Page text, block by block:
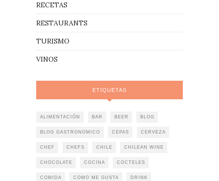
RECETAS
RESTAURANTS
TURISMO
VINOS
ETIQUETAS
ALIMENTACIÓN BAR BEER BLOG
BLOG GASTRONOMICO CEPAS CERVEZA
CHEF CHEFS CHILE CHILEAN WINE
CHOCOLATE COCINA COCTELES
COMIDA COMO ME GUSTA DRINK